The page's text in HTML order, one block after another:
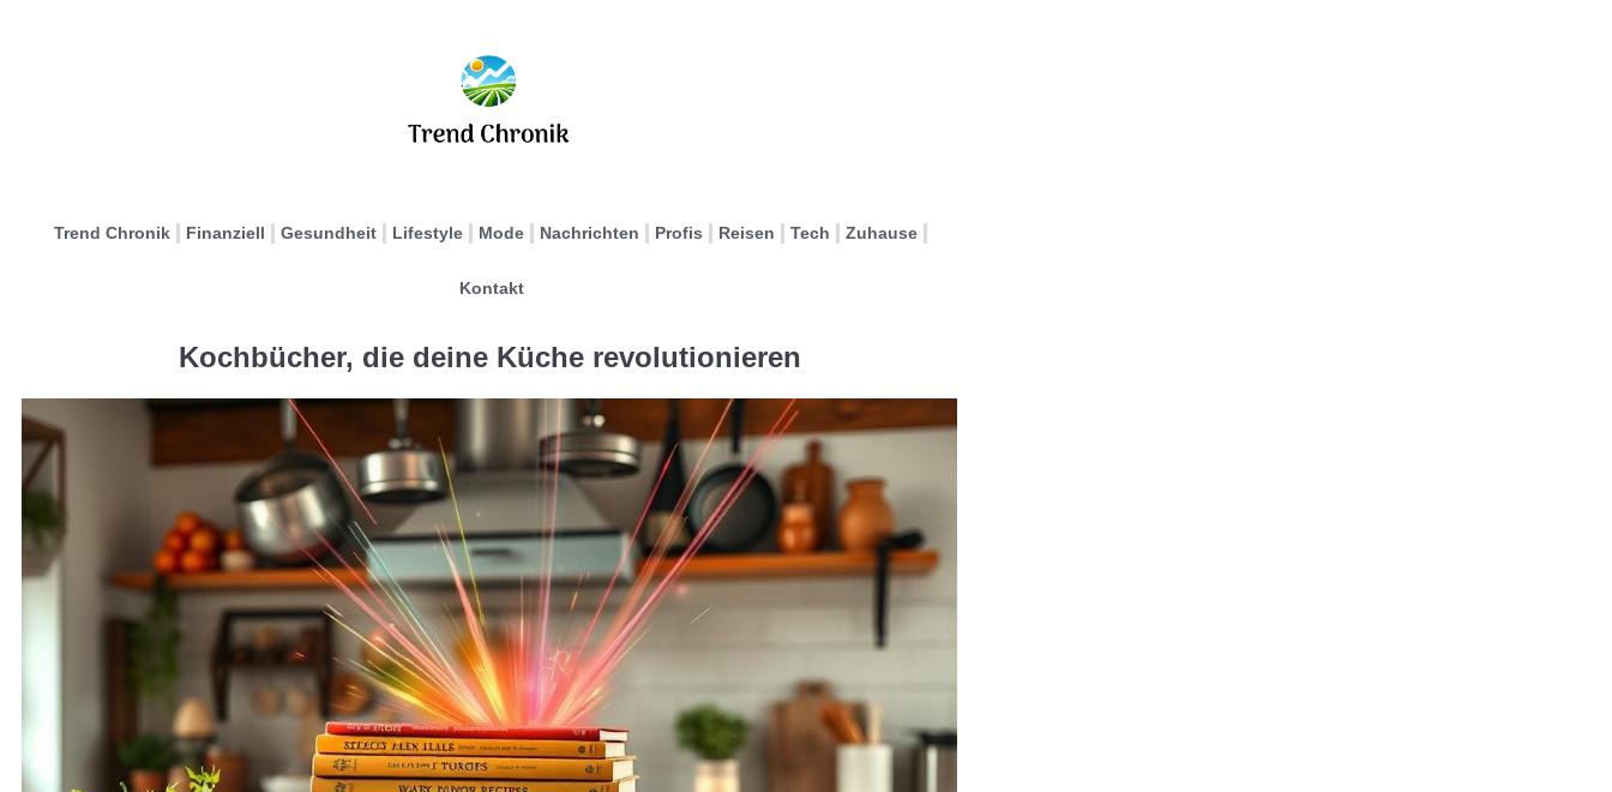
Trend Chronik Finanziell Gesundheit Lifestyle Mode Nachrichten Profis Reisen Tech Zuhause
Kontakt
Kochbücher, die deine Küche revolutionieren